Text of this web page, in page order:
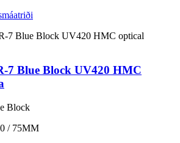
7 Blue Block UV420 HMC
Block
/ 75MM